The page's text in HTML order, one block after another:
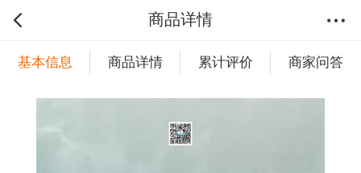
商品详情
基本信息 商品详情 累计评价 商家问答